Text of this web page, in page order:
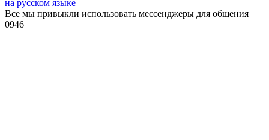
на русском языке
Все мы привыкли использовать мессенджеры для общения
0946